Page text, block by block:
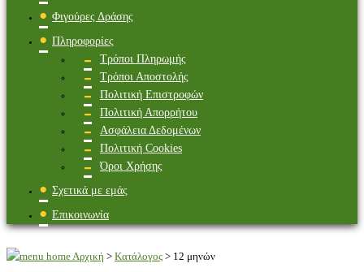
Φιγούρες Δράσης
Πληροφορίες
Τρόποι Πληρωμής
Τρόποι Αποστολής
Πολιτική Επιστροφών
Πολιτική Απορρήτου
Ασφάλεια Δεδομένων
Πολιτική Cookies
Όροι Χρήσης
Σχετικά με εμάς
Επικοινωνία
Αρχική > Κατάλογος > 12 μηνών